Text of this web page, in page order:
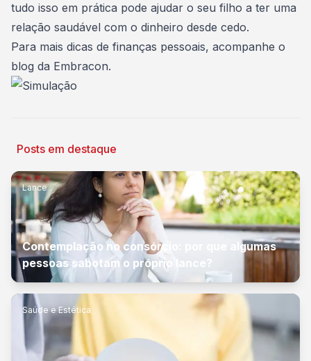
tudo isso em prática pode ajudar o seu filho a ter uma
relação saudável com o dinheiro desde cedo.
Para mais dicas de finanças pessoais, acompanhe o
blog da Embracon.
Posts em destaque
Lance
Contemplação no consórcio: por que algumas
pessoas sabotam o próprio lance?
Saúde e Estética